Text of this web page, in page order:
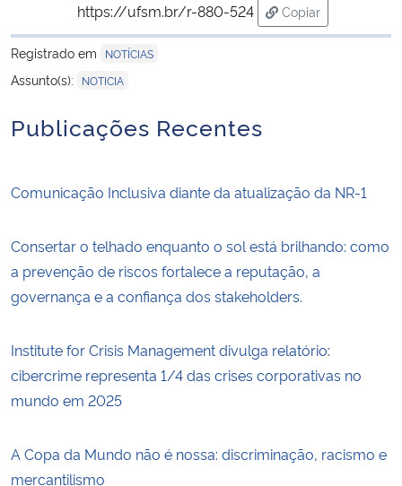
https://ufsm.br/r-880-524
Copiar
para área de
Registrado em
NOTÍCIAS
Assunto(s): NOTICIA
Publicações Recentes
Comunicação Inclusiva diante da atualização da NR-1
Consertar o telhado enquanto o sol está brilhando: como
a prevenção de riscos fortalece a reputação, a
governança e a confiança dos stakeholders.
Institute for Crisis Management divulga relatório:
cibercrime representa 1/4 das crises corporativas no
mundo em 2025
A Copa da Mundo não é nossa: discriminação, racismo e
mercantilismo